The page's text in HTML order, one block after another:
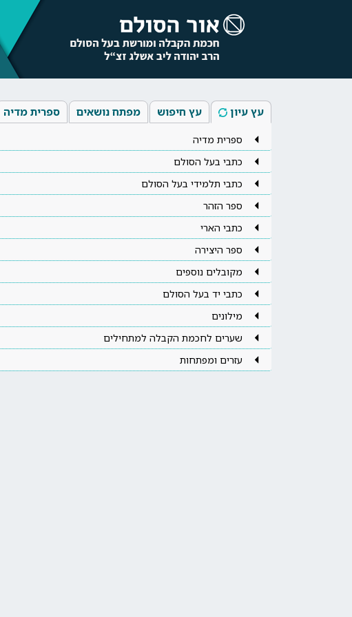
עץ עיון עץ חיפוש מפתח נושאים ספרית מדיה
ספרית מדיה
כתבי בעל הסולם
כתבי תלמידי בעל הסולם
ספר הזהר
כתבי הארי
ספר היצירה
מקובלים נוספים
כתבי יד בעל הסולם
מילונים
שערים לחכמת הקבלה למתחילים
עזרים ומפתחות